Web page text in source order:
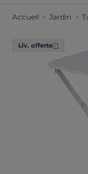
Accueil > Jardin >
Liv. offerte